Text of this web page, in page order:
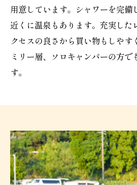
用意しています。シャワーを完備
近くに温泉もあります。充実した
クセスの良さから買い物もしやす
ミリー層、ソロキャンパーの方で
す。